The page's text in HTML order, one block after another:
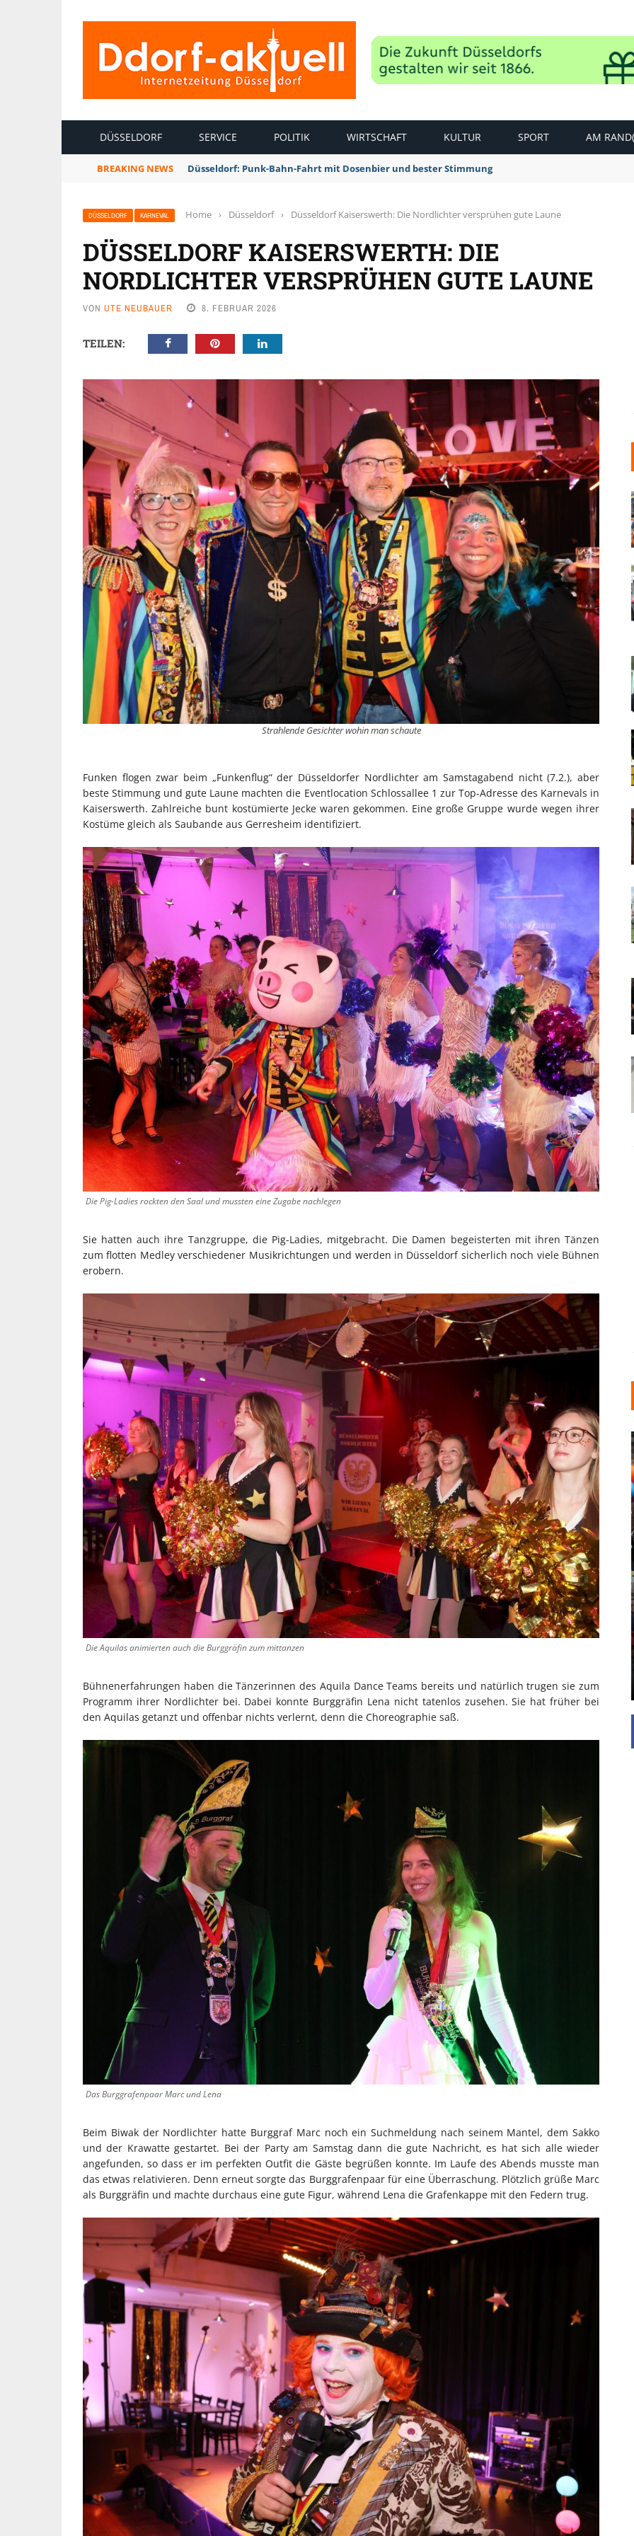
DÜSSELDORF SERVICE POLITIK WIRTSCHAFT KULTUR SPORT AM
BREAKING NEWS Düsseldorf: Punk-Bahn-Fahrt mit Dosenbier und bester Stimmung
DÜSSELDORF KARNEVAL Home › Düsseldorf › Düsseldorf Kaiserswerth: Die Nordlichter versprühen gute Laune
DÜSSELDORF KAISERSWERTH: DIE
NORDLICHTER VERSPRÜHEN GUTE LAUNE
VON UTE NEUBAUER 8. FEBRUAR 2026
TEILEN:
Strahlende Gesichter wohin man schaute
Funken flogen zwar beim „Funkenflug“ der Düsseldorfer Nordlichter am Samstagabend nicht (7.2.), aber
beste Stimmung und gute Laune machten die Eventlocation Schlossallee 1 zur Top-Adresse des Karnevals in
Kaiserswerth. Zahlreiche bunt kostümierte Jecke waren gekommen. Eine große Gruppe wurde wegen ihrer
Kostüme gleich als Saubande aus Gerresheim identifiziert.
Die Pig-Ladies rockten den Saal und mussten eine Zugabe nachlegen
Sie hatten auch ihre Tanzgruppe, die Pig-Ladies, mitgebracht. Die Damen begeisterten mit ihren Tänzen
zum flotten Medley verschiedener Musikrichtungen und werden in Düsseldorf sicherlich noch viele Bühnen
erobern.
Die Aquilas animierten auch die Burggräfin zum mittanzen
Bühnenerfahrungen haben die Tänzerinnen des Aquila Dance Teams bereits und natürlich trugen sie zum
Programm ihrer Nordlichter bei. Dabei konnte Burggräfin Lena nicht tatenlos zusehen. Sie hat früher bei
den Aquilas getanzt und offenbar nichts verlernt, denn die Choreographie saß.
Das Burggrafenpaar Marc und Lena
Beim Biwak der Nordlichter hatte Burggraf Marc noch ein Suchmeldung nach seinem Mantel, dem Sakko
und der Krawatte gestartet. Bei der Party am Samstag dann die gute Nachricht, es hat sich alle wieder
angefunden, so dass er im perfekten Outfit die Gäste begrüßen konnte. Im Laufe des Abends musste man
das etwas relativieren. Denn erneut sorgte das Burggrafenpaar für eine Überraschung. Plötzlich grüße Marc
als Burggräfin und machte durchaus eine gute Figur, während Lena die Grafenkappe mit den Federn trug.
INDUSTRIELLER CHIC: WIE
KUNSTSTOFFFENSTER DEN
LOFT-STIL IN IHREM
EINFAMILIENHAUS
UNTERSTÜTZEN
Die Inspiration des industriellen Chics sind die
Werkshallen des Industriezeitalters. Die Basis für
Fensterflächen. Wie so vieles wurde ...